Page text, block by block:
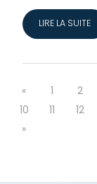
LIRE LA SUITE
« 1 2
10
11 12
»